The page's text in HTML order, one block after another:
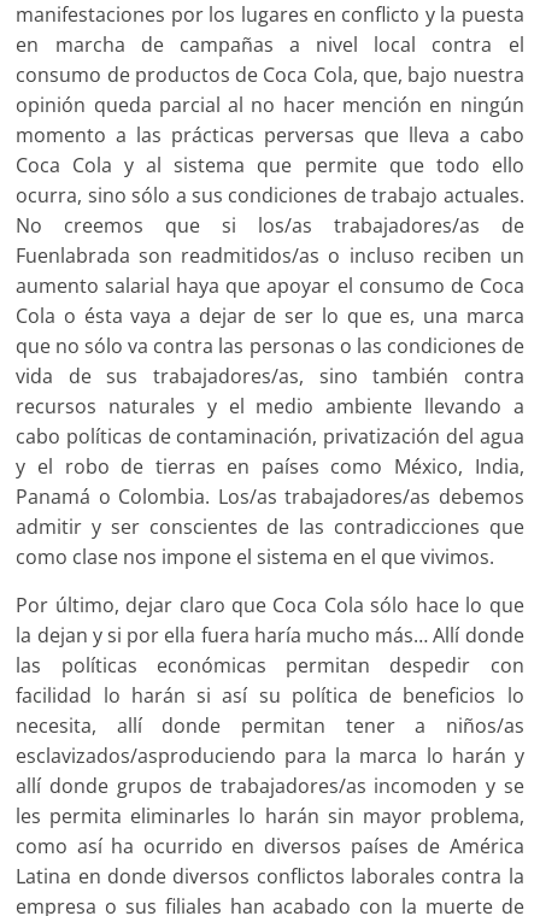
manifestaciones por los lugares en conflicto y la puesta
en marcha de campañas a nivel local contra el
consumo de productos de Coca Cola, que, bajo nuestra
opinión queda parcial al no hacer mención en ningún
momento a las prácticas perversas que lleva a cabo
Coca Cola y al sistema que permite que todo ello
ocurra, sino sólo a sus condiciones de trabajo actuales.
No creemos que si los/as trabajadores/as de
Fuenlabrada son readmitidos/as o incluso reciben un
aumento salarial haya que apoyar el consumo de Coca
Cola o ésta vaya a dejar de ser lo que es, una marca
que no sólo va contra las personas o las condiciones de
vida de sus trabajadores/as, sino también contra
recursos naturales y el medio ambiente llevando a
cabo políticas de contaminación, privatización del agua
y el robo de tierras en países como México, India,
Panamá o Colombia. Los/as trabajadores/as debemos
admitir y ser conscientes de las contradicciones que
como clase nos impone el sistema en el que vivimos.
Por último, dejar claro que Coca Cola sólo hace lo que
la dejan y si por ella fuera haría mucho más… Allí donde
las políticas económicas permitan despedir con
facilidad lo harán si así su política de beneficios lo
necesita, allí donde permitan tener a niños/as
esclavizados/asproduciendo para la marca lo harán y
allí donde grupos de trabajadores/as incomoden y se
les permita eliminarles lo harán sin mayor problema,
como así ha ocurrido en diversos países de América
Latina en donde diversos conflictos laborales contra la
empresa o sus filiales han acabado con la muerte de